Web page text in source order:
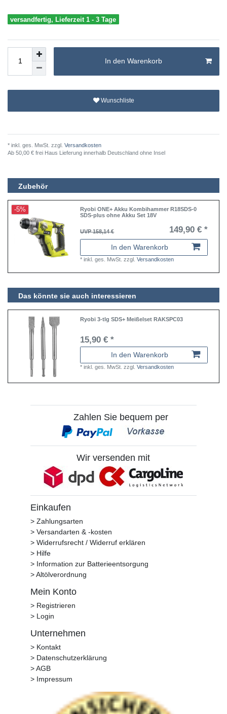
versandfertig, Lieferzeit 1 - 3 Tage
In den Warenkorb
Wunschliste
* inkl. ges. MwSt. zzgl. Versandkosten
Ab 50,00 € frei Haus Lieferung innerhalb Deutschland ohne Insel
Zubehör
-5%
Ryobi ONE+ Akku Kombihammer R18SDS-0
SDS-plus ohne Akku Set 18V
UVP 158,14 € 149,90 € *
In den Warenkorb
*inkl. ges. MwSt. zzgl.Versandkosten
Das könnte sie auch interessieren
Ryobi 3-tlg SDS+ Meißelset RAKSPC03
15,90 € *
In den Warenkorb
*inkl. ges. MwSt. zzgl.Versandkosten
Zahlen Sie bequem per
Wir versenden mit
Einkaufen
> Zahlungsarten
> Versandarten & -kosten
> Widerrufsrecht / Widerruf erklären
> Hilfe
> Information zur Batterieentsorgung
> Altölverordnung
Mein Konto
> Registrieren
> Login
Unternehmen
> Kontakt
> Datenschutzerklärung
> AGB
> Impressum